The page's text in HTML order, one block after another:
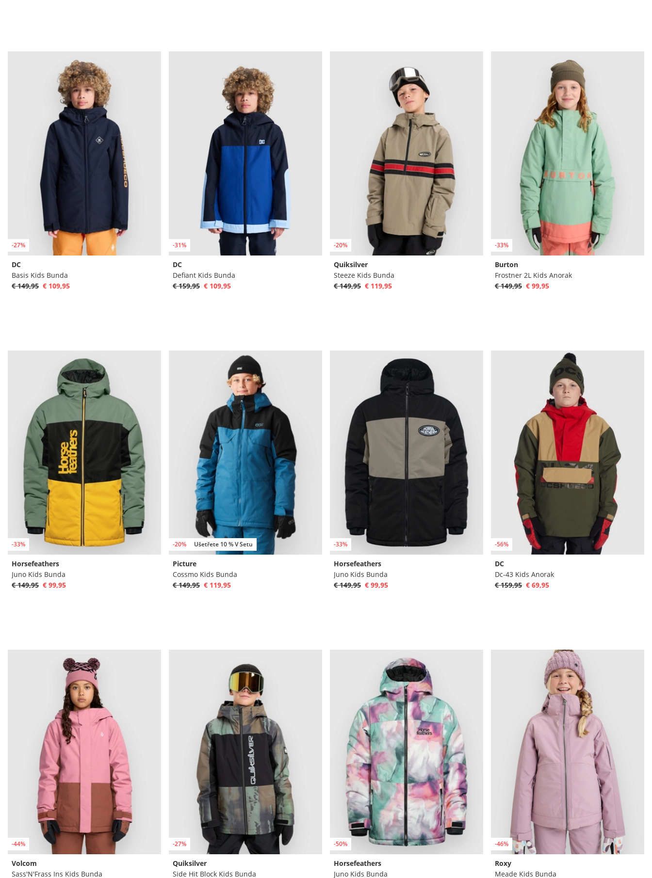
-27%
DC
Basis Kids Bunda
€ 149,95 € 109,95
-31%
DC
Defiant Kids Bunda
€ 159,95 € 109,95
-20%
Quiksilver
Steeze Kids Bunda
€ 149,95 € 119,95
-33%
Burton
Frostner 2L Kids Anorak
€ 149,95 € 99,95
-33%
Horsefeathers
Juno Kids Bunda
€ 149,95 € 99,95
-20% Ušetřete 10 % V Setu
Picture
Cossmo Kids Bunda
€ 149,95 € 119,95
-33%
Horsefeathers
Juno Kids Bunda
€ 149,95 € 99,95
-56%
DC
Dc-43 Kids Anorak
€ 159,95 € 69,95
-44%
Volcom
Sass'N'Frass Ins Kids Bunda
-27%
Quiksilver
Side Hit Block Kids Bunda
-50%
Horsefeathers
Juno Kids Bunda
-46%
Roxy
Meade Kids Bunda